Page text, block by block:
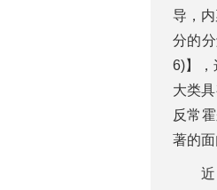
导，
分的
6)】，
大类
反常
著的